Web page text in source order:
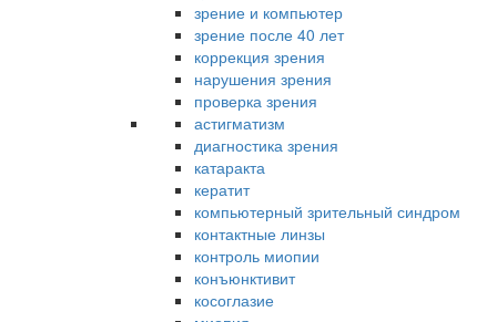
зрение и компьютер
зрение после 40 лет
коррекция зрения
нарушения зрения
проверка зрения
астигматизм
диагностика зрения
катаракта
кератит
компьютерный зрительный синдром
контактные линзы
контроль миопии
конъюнктивит
косоглазие